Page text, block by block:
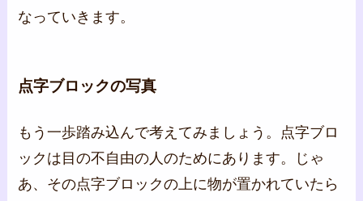
なっていきます。
点字ブロックの写真
もう一歩踏み込んで考えてみましょう。点字ブロ
ックは目の不自由の人のためにあります。じゃ
あ、その点字ブロックの上に物が置かれていたら